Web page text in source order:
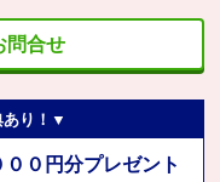
問合せ
あり！▼
０円分プレゼント